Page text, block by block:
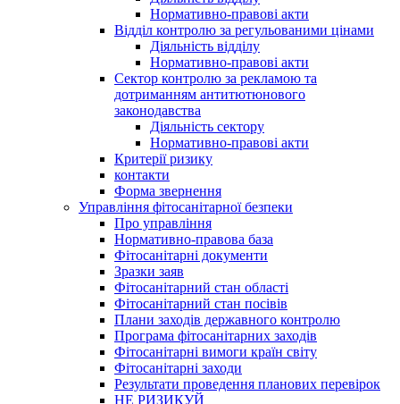
Нормативно-правові акти
Відділ контролю за регульованими цінами
Діяльність відділу
Нормативно-правові акти
Сектор контролю за рекламою та
дотриманням антитютюнового
законодавства
Діяльність сектору
Нормативно-правові акти
Критерії ризику
контакти
Форма звернення
Управління фітосанітарної безпеки
Про управління
Нормативно-правова база
Фітосанітарні документи
Зразки заяв
Фітосанітарний стан області
Фітосанітарний стан посівів
Плани заходів державного контролю
Програма фітосанітарних заходів
Фітосанітарні вимоги країн світу
Фітосанітарні заходи
Результати проведення планових перевірок
НЕ РИЗИКУЙ